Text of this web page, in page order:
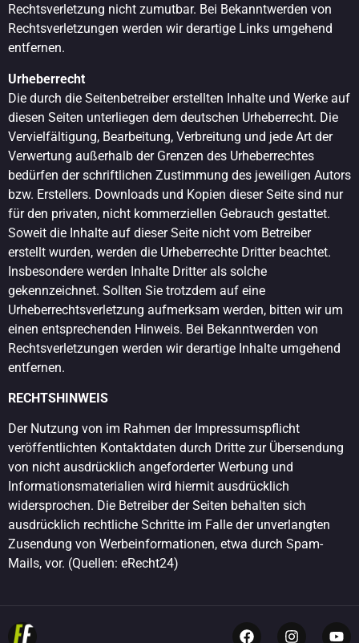
Rechtsverletzung nicht zumutbar. Bei Bekanntwerden von
Rechtsverletzungen werden wir derartige Links umgehend
entfernen.
Urheberrecht
Die durch die Seitenbetreiber erstellten Inhalte und Werke auf
diesen Seiten unterliegen dem deutschen Urheberrecht. Die
Vervielfältigung, Bearbeitung, Verbreitung und jede Art der
Verwertung außerhalb der Grenzen des Urheberrechtes
bedürfen der schriftlichen Zustimmung des jeweiligen Autors
bzw. Erstellers. Downloads und Kopien dieser Seite sind nur
für den privaten, nicht kommerziellen Gebrauch gestattet.
Soweit die Inhalte auf dieser Seite nicht vom Betreiber
erstellt wurden, werden die Urheberrechte Dritter beachtet.
Insbesondere werden Inhalte Dritter als solche
gekennzeichnet. Sollten Sie trotzdem auf eine
Urheberrechtsverletzung aufmerksam werden, bitten wir um
einen entsprechenden Hinweis. Bei Bekanntwerden von
Rechtsverletzungen werden wir derartige Inhalte umgehend
entfernen.
RECHTSHINWEIS
Der Nutzung von im Rahmen der Impressumspflicht
veröffentlichten Kontaktdaten durch Dritte zur Übersendung
von nicht ausdrücklich angeforderter Werbung und
Informationsmaterialien wird hiermit ausdrücklich
widersprochen. Die Betreiber der Seiten behalten sich
ausdrücklich rechtliche Schritte im Falle der unverlangten
Zusendung von Werbeinformationen, etwa durch Spam-
Mails, vor. (Quellen: eRecht24)